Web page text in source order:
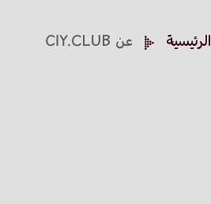
الرئيسية عن CIY.CLUB